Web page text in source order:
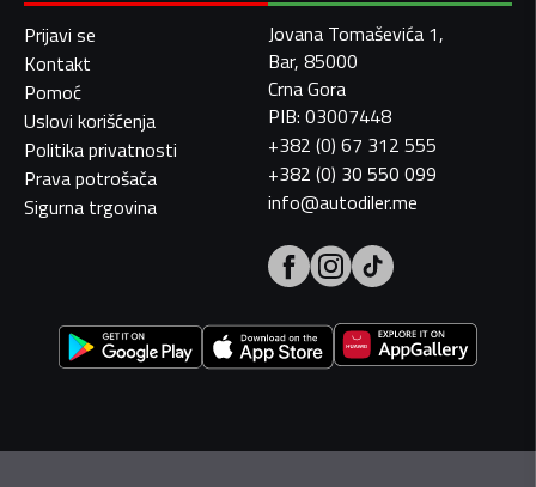
Prijavi se
Kontakt
Pomoć
Uslovi korišćenja
Politika privatnosti
Prava potrošača
Sigurna trgovina
Jovana Tomaševića 1,
Bar, 85000
Crna Gora
PIB: 03007448
+382 (0) 67 312 555
+382 (0) 30 550 099
info@autodiler.me